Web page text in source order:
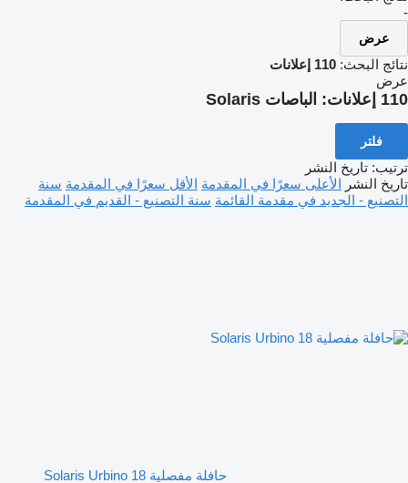
-
عرض
نتائج البحث: 110 إعلانات
عرض
110 إعلانات: الباصات Solaris
فلتر
ترتيب: تاريخ النشر
تاريخ النشر الأعلى سعرًا في المقدمة الأقل سعرًا في المقدمة سنة
التصنيع - الجديد في مقدمة القائمة سنة التصنيع - القديم في المقدمة
حافلة مفصلية Solaris Urbino 18